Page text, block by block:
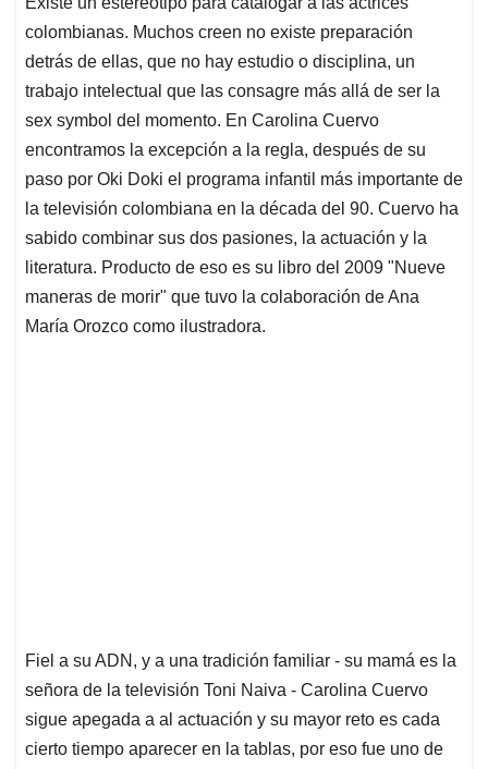
s
A
p
p
b
o
o
k
e
d
I
n
l
a
d
s
colombianas. Muchos creen no existe preparación
detrás de ellas, que no hay estudio o disciplina, un
trabajo intelectual que las consagre más allá de ser la
sex symbol del momento. En Carolina Cuervo
encontramos la excepción a la regla, después de su
paso por Oki Doki el programa infantil más importante de
la televisión colombiana en la década del 90. Cuervo ha
sabido combinar sus dos pasiones, la actuación y la
literatura. Producto de eso es su libro del 2009 "Nueve
maneras de morir" que tuvo la colaboración de Ana
María Orozco como ilustradora.
Fiel a su ADN, y a una tradición familiar - su mamá es la
señora de la televisión Toni Naiva - Carolina Cuervo
sigue apegada a al actuación y su mayor reto es cada
cierto tiempo aparecer en la tablas, por eso fue uno de